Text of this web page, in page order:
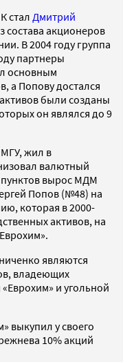
стал Дмитрий
акционеров
В 2004 году группа
партнеры
основным
а Попову достался
были созданы
он являлся до 9
жил в
валютный
вырос МДМ
Попов (№48) на
которая в 2000-
активов, на
являются
владеющих
и угольной
выкупил у своего
10% акций